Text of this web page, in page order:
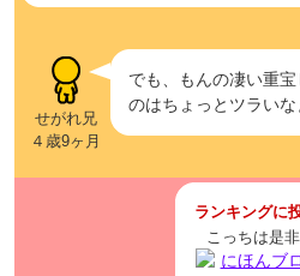
せがれ兄
４歳9ヶ月
でも、もんの凄い重
のはちょっとツラいな
ランキングに
こっちは是非